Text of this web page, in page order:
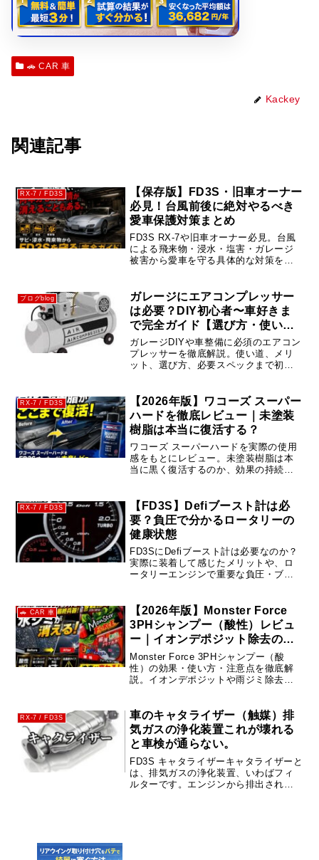
🚗 CAR 車
Kackey
関連記事
RX-7 / FD3S
【保存版】FD3S・旧車オーナー
必見！台風前後に絶対やるべき
愛車保護対策まとめ
FD3S RX-7や旧車オーナー必見。台風
による飛来物・浸水・塩害・ガレージ
被害から愛車を守る具体的な対策を徹
ます。
ブログblog
ガレージにエアコンプレッサー
は必要？DIY初心者〜車好きま
で完全ガイド【選び方・使い
方】
ガレージDIYや車整備に必須のエアコン
プレッサーを徹底解説。使い道、メリ
ット、選び方、必要スペックまで初心
RX-7 / FD3S
【2026年版】ワコーズ スーパー
ハードを徹底レビュー｜未塗装
樹脂は本当に復活する？
ワコーズ スーパーハードを実際の使用
感をもとにレビュー。未塗装樹脂は本
当に黒く復活するのか、効果の持続期
目線で詳しく解説します。
RX-7 / FD3S
【FD3S】Defiブースト計は必
要？負圧で分かるロータリーの
健康状態
FD3SにDefiブースト計は必要なのか？
実際に装着して感じたメリットや、ロ
ータリーエンジンで重要な負圧・ブー
RX-7を長く維持したい人向け。
🚗 CAR 車
【2026年版】Monster Force
3PHシャンプー（酸性）レビュ
ー｜イオンデポジット除去の実
力と正しい使い方
Monster Force 3PHシャンプー（酸
性）の効果・使い方・注意点を徹底解
説。イオンデポジットや雨ジミ除去に
RX-7 / FD3S
車のキャタライザー（触媒）排
気ガスの浄化装置これが壊れる
と車検が通らない。
FD3S キャタライザーキャタライザーと
は、排気ガスの浄化装置、いわばフィ
ルターです。エンジンから排出された